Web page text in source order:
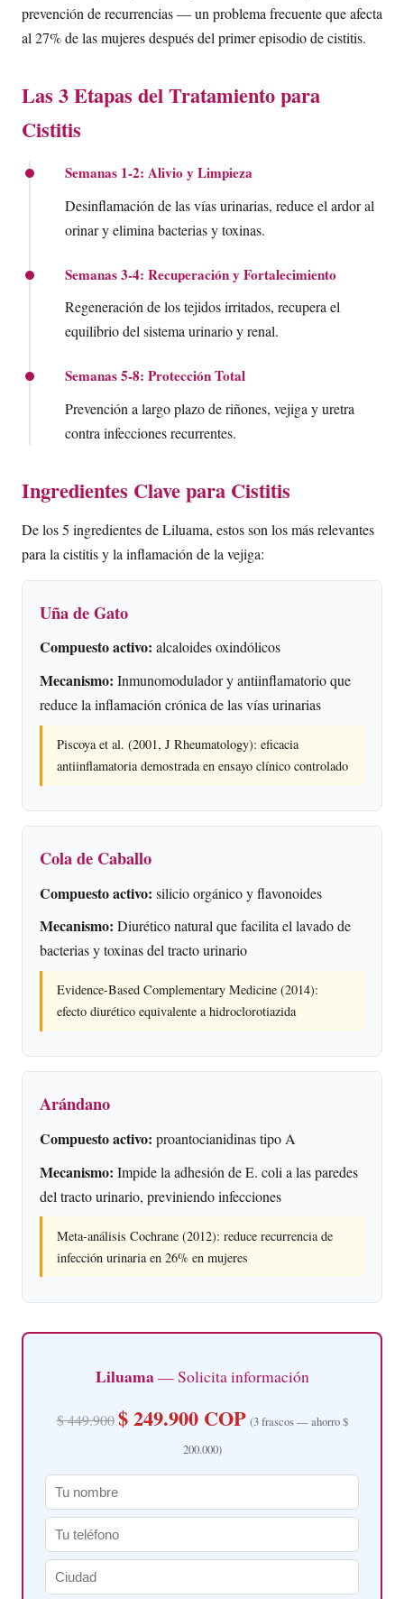
prevención de recurrencias — un problema frecuente que afecta
al 27% de las mujeres después del primer episodio de cistitis.
Las 3 Etapas del Tratamiento para
Cistitis
Semanas 1-2: Alivio y Limpieza
Desinflamación de las vías urinarias, reduce el ardor al
orinar y elimina bacterias y toxinas.
Semanas 3-4: Recuperación y Fortalecimiento
Regeneración de los tejidos irritados, recupera el
equilibrio del sistema urinario y renal.
Semanas 5-8: Protección Total
Prevención a largo plazo de riñones, vejiga y uretra
contra infecciones recurrentes.
Ingredientes Clave para Cistitis
De los 5 ingredientes de Liluama, estos son los más relevantes
para la cistitis y la inflamación de la vejiga:
Uña de Gato
Compuesto activo: alcaloides oxindólicos
Mecanismo: Inmunomodulador y antiinflamatorio que
reduce la inflamación crónica de las vías urinarias
Piscoya et al. (2001, J Rheumatology): eficacia
antiinflamatoria demostrada en ensayo clínico controlado
Cola de Caballo
Compuesto activo: silicio orgánico y flavonoides
Mecanismo: Diurético natural que facilita el lavado de
bacterias y toxinas del tracto urinario
Evidence-Based Complementary Medicine (2014):
efecto diurético equivalente a hidroclorotiazida
Arándano
Compuesto activo: proantocianidinas tipo A
Mecanismo: Impide la adhesión de E. coli a las paredes
del tracto urinario, previniendo infecciones
Meta-análisis Cochrane (2012): reduce recurrencia de
infección urinaria en 26% en mujeres
Liluama— Solicita información
$ 449.900 $ 249.900 COP (3 frascos — ahorro $
200.000)